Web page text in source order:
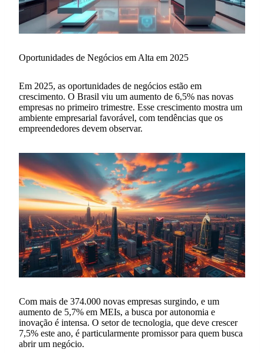
Oportunidades de Negócios em Alta em 2025
Em 2025, as oportunidades de negócios estão em
crescimento. O Brasil viu um aumento de 6,5% nas novas
empresas no primeiro trimestre. Esse crescimento mostra um
ambiente empresarial favorável, com tendências que os
empreendedores devem observar.
Com mais de 374.000 novas empresas surgindo, e um
aumento de 5,7% em MEIs, a busca por autonomia e
inovação é intensa. O setor de tecnologia, que deve crescer
7,5% este ano, é particularmente promissor para quem busca
abrir um negócio.